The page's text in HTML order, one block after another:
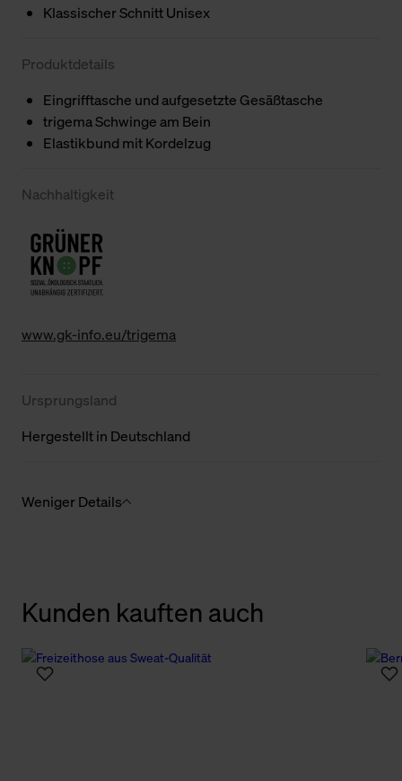
Klassischer Schnitt Unisex
Produktdetails
Eingrifftasche und aufgesetzte Gesäßtasche
trigema Schwinge am Bein
Elastikbund mit Kordelzug
Nachhaltigkeit
www.gk-info.eu/trigema
Ursprungsland
Hergestellt in Deutschland
Weniger Details
Kunden kauften auch